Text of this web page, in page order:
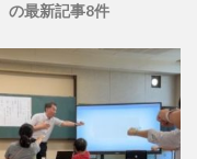
の最新記事8件